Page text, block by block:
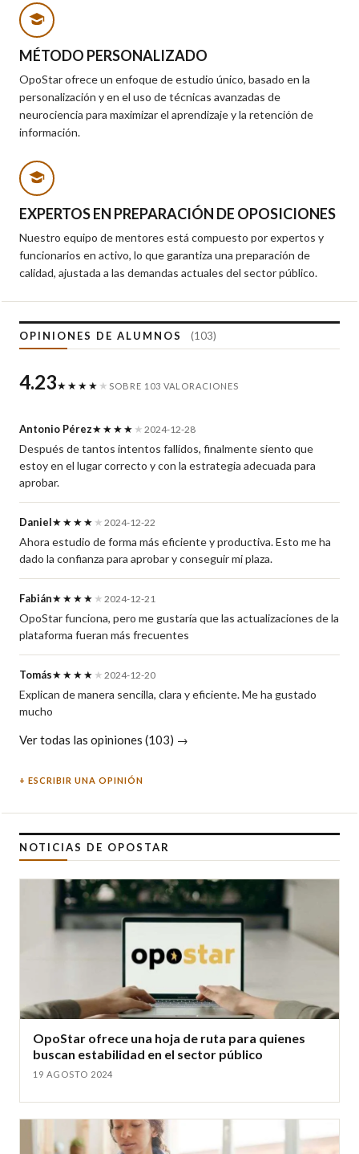
MÉTODO PERSONALIZADO
OpoStar ofrece un enfoque de estudio único, basado en la
personalización y en el uso de técnicas avanzadas de
neurociencia para maximizar el aprendizaje y la retención de
información.
EXPERTOS EN PREPARACIÓN DE OPOSICIONES
Nuestro equipo de mentores está compuesto por expertos y
funcionarios en activo, lo que garantiza una preparación de
calidad, ajustada a las demandas actuales del sector público.
OPINIONES DE ALUMNOS (103)
4.23★★★★ ★ SOBRE 103 VALORACIONES
Antonio Pérez★★★★ ★ 2024-12-28
Después de tantos intentos fallidos, finalmente siento que
estoy en el lugar correcto y con la estrategia adecuada para
aprobar.
Daniel★★★★ ★ 2024-12-22
Ahora estudio de forma más eficiente y productiva. Esto me ha
dado la confianza para aprobar y conseguir mi plaza.
Fabián★★★★ ★ 2024-12-21
OpoStar funciona, pero me gustaría que las actualizaciones de la
plataforma fueran más frecuentes
Tomás★★★★ ★ 2024-12-20
Explican de manera sencilla, clara y eficiente. Me ha gustado
mucho
Ver todas las opiniones (103) →
ESCRIBIR UNA OPINIÓN
NOTICIAS DE OPOSTAR
OpoStar ofrece una hoja de ruta para quienes
buscan estabilidad en el sector público
19 AGOSTO 2024